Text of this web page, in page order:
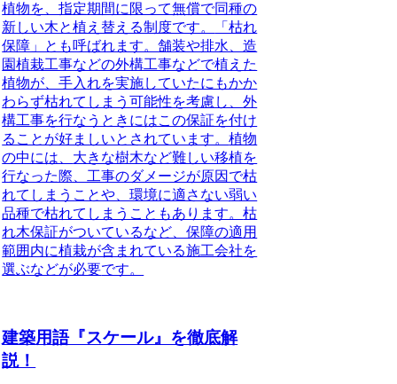
植物を、指定期間に限って無償で同種の
新しい木と植え替える制度です。
「枯れ
保障」とも呼ばれます。舗装や排水、造
園植栽工事などの外構工事などで植えた
植物が、手入れを実施していたにもかか
わらず枯れてしまう可能性を考慮し、外
構工事を行なうときにはこの保証を付け
ることが好ましいとされています。植物
の中には、 大きな樹木など難しい移植を
行なった際、工事のダメージが原因で枯
れてしまうことや、環境に適さない弱い
品種で枯れてしまうこともあります。枯
れ木保証がついているなど、保障の適用
範囲内に植栽が含まれている施工会社を
選ぶなどが必要です。
建築用語『スケール』を徹底解
説！